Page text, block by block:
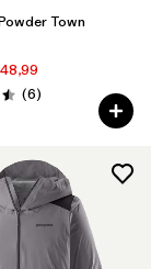
Town
4.5 / 5
(6Comentarios
)